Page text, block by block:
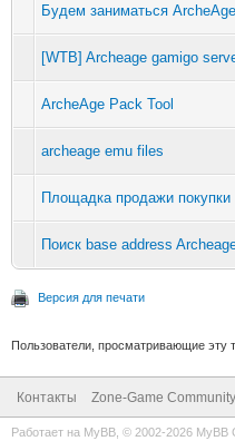
Будем заниматься
[WTB] Archeage gamigo
ArcheAge Pack Tool
archeage emu files
Площадка продажи покупки
Поиск base address
Версия для печати
Пользователи, просматривающие эту
Контакты Zone-Game Community
Работает на MyBB , © 2002-2026 MyBB